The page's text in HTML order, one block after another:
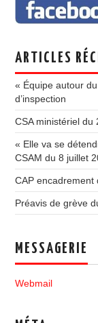
ARTICLES
« Équipe autour
d’inspection
CSA ministériel du
« Elle va se
CSAM du 8 juillet
CAP
Préavis de grève
MESSAGERIE
Webmail